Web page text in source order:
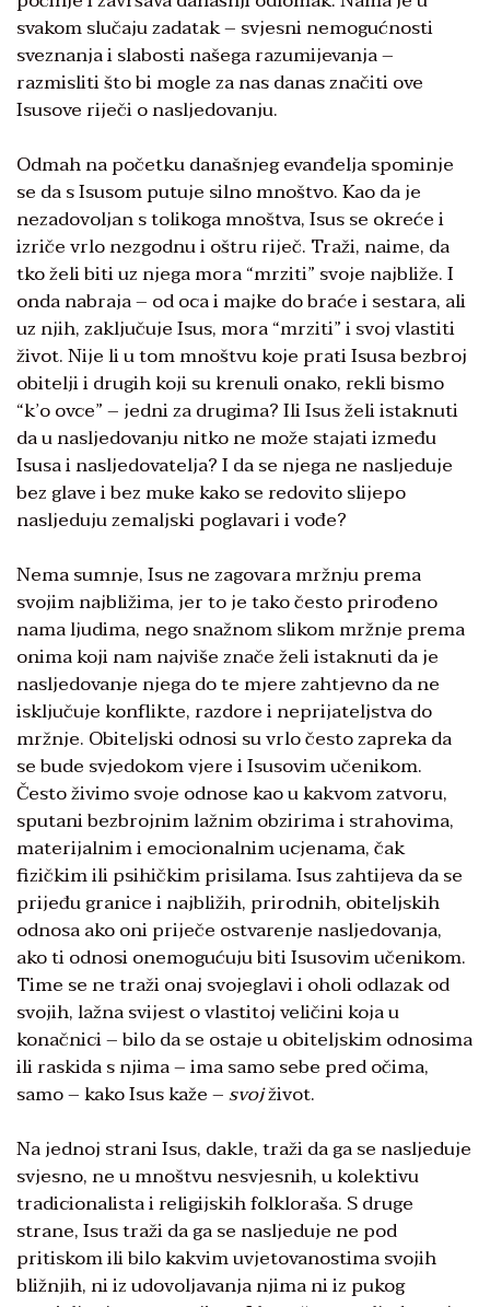
svakom slučaju zadatak – svjesni nemogućnosti
sveznanja i slabosti našega razumijevanja –
razmisliti što bi mogle za nas danas značiti ove
Isusove riječi o nasljedovanju.
Odmah na početku današnjeg evanđelja spominje
se da s Isusom putuje silno mnoštvo. Kao da je
nezadovoljan s tolikoga mnoštva, Isus se okreće i
izriče vrlo nezgodnu i oštru riječ. Traži, naime, da
tko želi biti uz njega mora “mrziti” svoje najbliže. I
onda nabraja – od oca i majke do braće i sestara, ali
uz njih, zaključuje Isus, mora “mrziti” i svoj vlastiti
život. Nije li u tom mnoštvu koje prati Isusa bezbroj
obitelji i drugih koji su krenuli onako, rekli bismo
“k’o ovce” – jedni za drugima? Ili Isus želi istaknuti
da u nasljedovanju nitko ne može stajati između
Isusa i nasljedovatelja? I da se njega ne nasljeduje
bez glave i bez muke kako se redovito slijepo
nasljeduju zemaljski poglavari i vođe?
Nema sumnje, Isus ne zagovara mržnju prema
svojim najbližima, jer to je tako često prirođeno
nama ljudima, nego snažnom slikom mržnje prema
onima koji nam najviše znače želi istaknuti da je
nasljedovanje njega do te mjere zahtjevno da ne
isključuje konflikte, razdore i neprijateljstva do
mržnje. Obiteljski odnosi su vrlo često zapreka da
se bude svjedokom vjere i Isusovim učenikom.
Često živimo svoje odnose kao u kakvom zatvoru,
sputani bezbrojnim lažnim obzirima i strahovima,
materijalnim i emocionalnim ucjenama, čak
fizičkim ili psihičkim prisilama. Isus zahtijeva da se
prijeđu granice i najbližih, prirodnih, obiteljskih
odnosa ako oni priječe ostvarenje nasljedovanja,
ako ti odnosi onemogućuju biti Isusovim učenikom.
Time se ne traži onaj svojeglavi i oholi odlazak od
svojih, lažna svijest o vlastitoj veličini koja u
konačnici – bilo da se ostaje u obiteljskim odnosima
ili raskida s njima – ima samo sebe pred očima,
samo – kako Isus kaže –svojživot.
Na jednoj strani Isus, dakle, traži da ga se nasljeduje
svjesno, ne u mnoštvu nesvjesnih, u kolektivu
tradicionalista i religijskih folkloraša. S druge
strane, Isus traži da ga se nasljeduje ne pod
pritiskom ili bilo kakvim uvjetovanostima svojih
bližnjih, ni iz udovoljavanja njima ni iz pukog